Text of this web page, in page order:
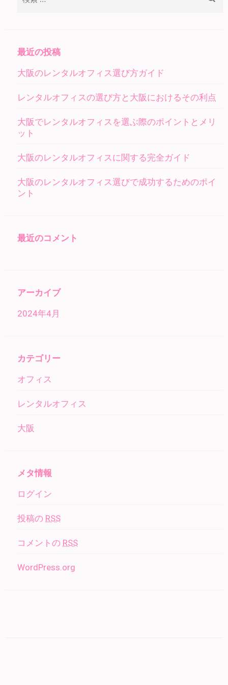
最近の投稿
大阪のレンタルオフィス選び方ガイド
レンタルオフィスの選び方と大阪におけるその利点
大阪でレンタルオフィスを選ぶ際のポイントとメリ
ット
大阪のレンタルオフィスに関する完全ガイド
大阪のレンタルオフィス選びで成功するためのポイ
ント
最近のコメント
アーカイブ
2024年4月
カテゴリー
オフィス
レンタルオフィス
大阪
メタ情報
ログイン
投稿の RSS
コメントの RSS
WordPress.org